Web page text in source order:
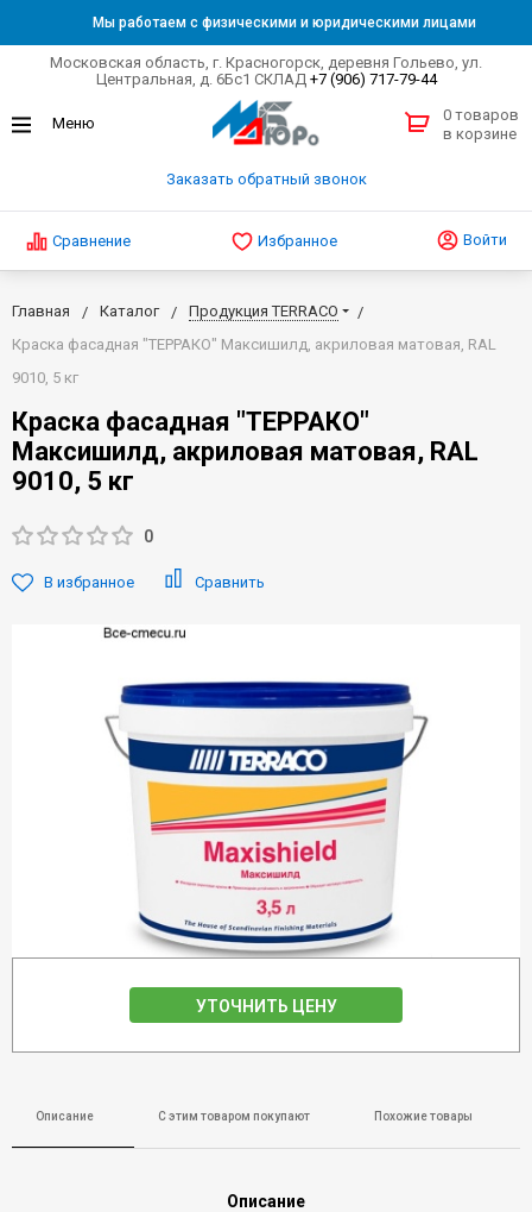
Мы работаем с физическими и юридическими лицами
Московская область, г. Красногорск, деревня Гольево, ул.
Центральная, д. 6Бс1 СКЛАД +7 (906) 717-79-44
Заказать обратный звонок
0 товаров
в корзине
Сравнение Избранное Войти
Главная Каталог
Продукция TERRACO
Краска фасадная "ТЕРРАКО" Максишилд, акриловая матовая, RAL
9010, 5 кг
Краска фасадная "ТЕРРАКО"
Максишилд, акриловая матовая, RAL
9010, 5 кг
0
В избранное Сравнить
УТОЧНИТЬ ЦЕНУ
Описание С этим товаром покупают Похожие товары
Описание